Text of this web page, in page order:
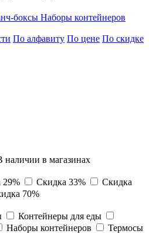
боксы Наборы контейнеров
По алфавиту По цене По скидке
наличии в магазинах
29% Скидка 33%
Скидка
70%
Контейнеры для еды
Наборы контейнеров
Термосы